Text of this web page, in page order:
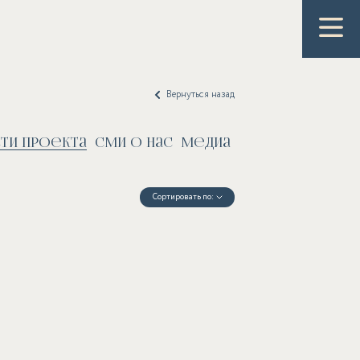
Вернуться назад
проекта СМИ о нас Медиа
Сортировать по: